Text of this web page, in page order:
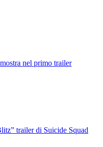
nel primo trailer
trailer di Suicide Squad